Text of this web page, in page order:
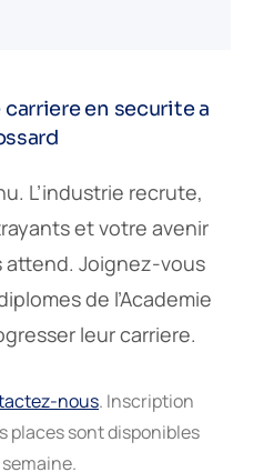
en securite a
L’industrie recrute,
et votre avenir
attend. Joignez-vous
de l’Academie
leur carriere.
nous. Inscription
places sont disponibles